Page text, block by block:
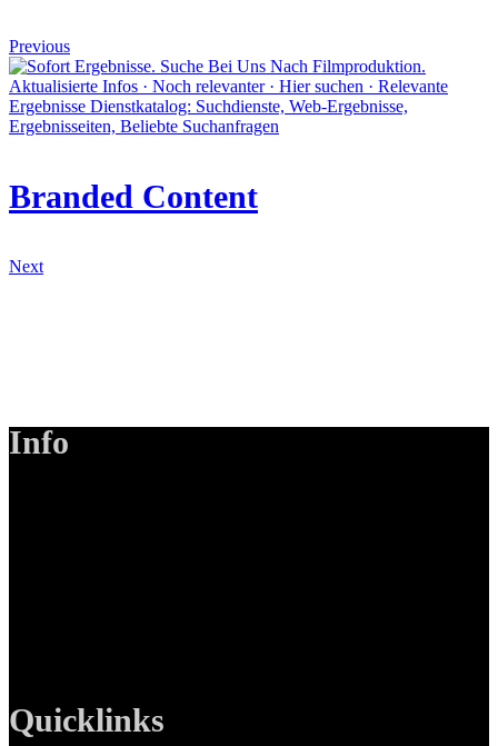
Previous
Branded Content
Next
Info
Quicklinks